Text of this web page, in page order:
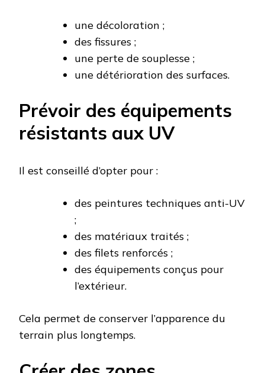
une décoloration ;
des fissures ;
une perte de souplesse ;
une détérioration des surfaces.
Prévoir des équipements
résistants aux UV
Il est conseillé d’opter pour :
des peintures techniques anti-UV
;
des matériaux traités ;
des filets renforcés ;
des équipements conçus pour
l’extérieur.
Cela permet de conserver l’apparence du
terrain plus longtemps.